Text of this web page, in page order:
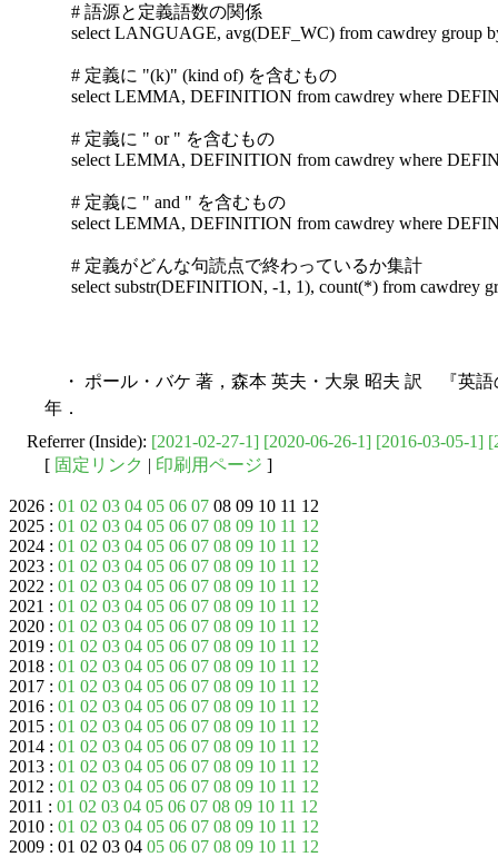
# 語源と定義語数の関係
select LANGUAGE, avg(DEF_WC) from cawdrey group
# 定義に "(k)" (kind of) を含むもの
select LEMMA, DEFINITION from cawdrey where
# 定義に " or " を含むもの
select LEMMA, DEFINITION from cawdrey where
# 定義に " and " を含むもの
select LEMMA, DEFINITION from cawdrey where
# 定義がどんな句読点で終わっているか集計
select substr(DEFINITION, -1, 1), count(*) from cawdrey
・ ポール・バケ 著，森本 英夫・大泉 昭夫 訳 『英
年．
Referrer (Inside): [2021-02-27-1] [2020-06-26-1] [2016-03-05-1]
[ 固定リンク | 印刷用ページ ]
2026 : 01 02 03 04 05 06 07 08 09 10 11 12
2025 : 01 02 03 04 05 06 07 08 09 10 11 12
2024 : 01 02 03 04 05 06 07 08 09 10 11 12
2023 : 01 02 03 04 05 06 07 08 09 10 11 12
2022 : 01 02 03 04 05 06 07 08 09 10 11 12
2021 : 01 02 03 04 05 06 07 08 09 10 11 12
2020 : 01 02 03 04 05 06 07 08 09 10 11 12
2019 : 01 02 03 04 05 06 07 08 09 10 11 12
2018 : 01 02 03 04 05 06 07 08 09 10 11 12
2017 : 01 02 03 04 05 06 07 08 09 10 11 12
2016 : 01 02 03 04 05 06 07 08 09 10 11 12
2015 : 01 02 03 04 05 06 07 08 09 10 11 12
2014 : 01 02 03 04 05 06 07 08 09 10 11 12
2013 : 01 02 03 04 05 06 07 08 09 10 11 12
2012 : 01 02 03 04 05 06 07 08 09 10 11 12
2011 : 01 02 03 04 05 06 07 08 09 10 11 12
2010 : 01 02 03 04 05 06 07 08 09 10 11 12
2009 : 01 02 03 04 05 06 07 08 09 10 11 12